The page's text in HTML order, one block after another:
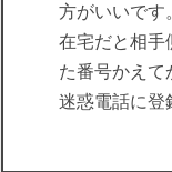
方がいいです
在宅だと相手
た番号かえて
迷惑電話に登